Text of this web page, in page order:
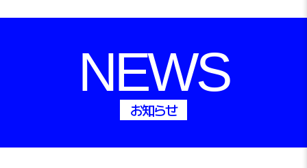
NEWS
お知らせ